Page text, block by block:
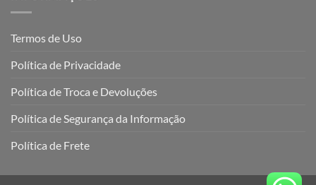
Termos de Uso
Política de Privacidade
Política de Troca e Devoluções
Política de Segurança da Informação
Política de Frete